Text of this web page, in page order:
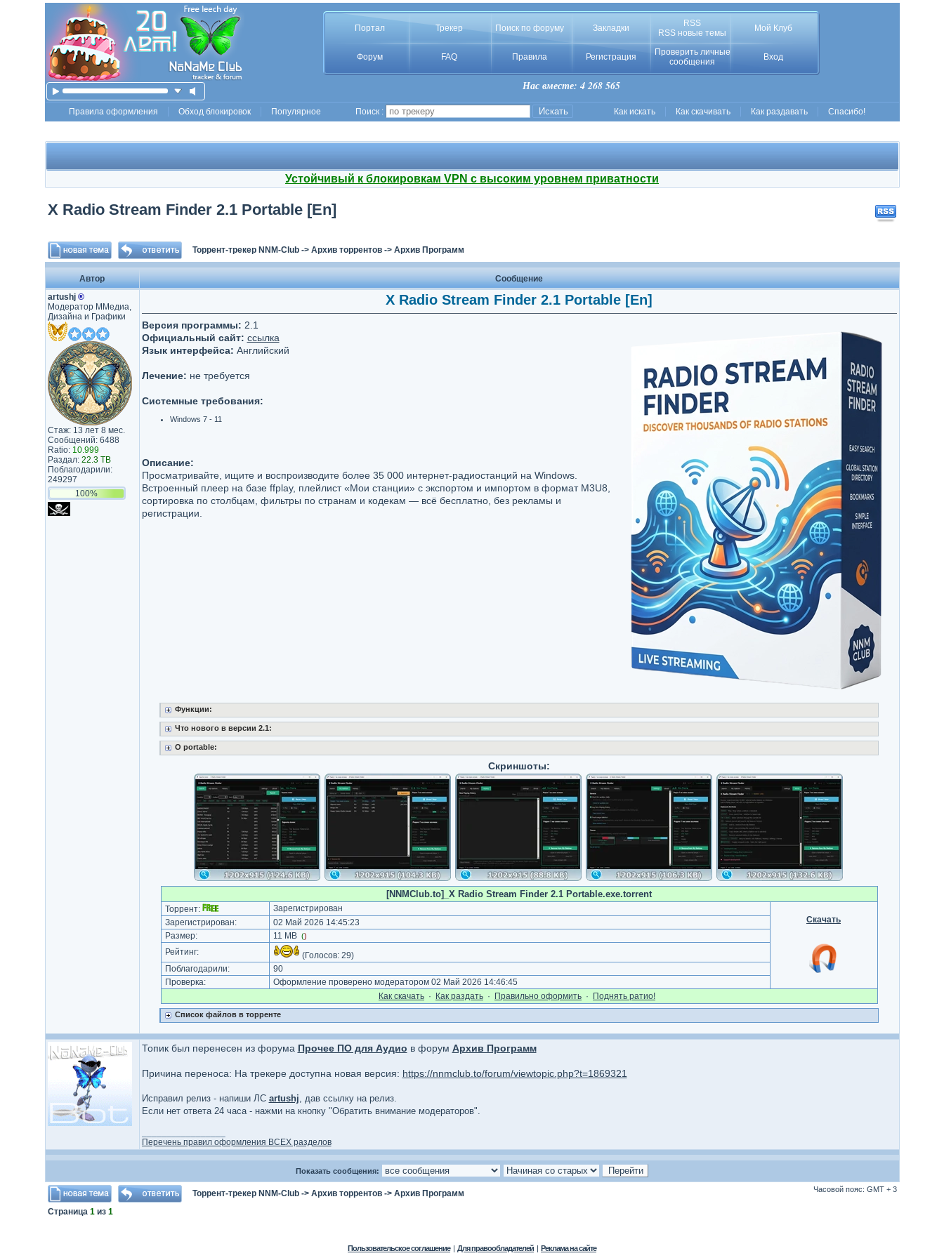
Портал Трекер Поиск по форуму Закладки
RSS
RSS новые темы
Мой Клуб
Форум FAQ Правила Регистрация
Проверить личные
сообщения
Вход
Нас вместе: 4 268 565
Правила оформления Обход блокировок Популярное Поиск : Как искать Как скачивать Как раздавать Спасибо!
Устойчивый к блокировкам VPN с высоким уровнем приватности
X Radio Stream Finder 2.1 Portable [En]
Торрент-трекер NNM-Club-> Архив торрентов-> Архив Программ
Автор
Сообщение
artushj ®
Модератор ММедиа,
Дизайна и Графики
Стаж: 13 лет 8 мес.
Сообщений: 6488
Ratio: 10.999
Раздал: 22.3 TB
Поблагодарили:
249297
100%
X Radio Stream Finder 2.1 Portable [En]
Версия программы: 2.1
Официальный сайт: ссылка
Язык интерфейса: Английский
Лечение: не требуется
Системные требования:
Windows 7 - 11
Описание:
Просматривайте, ищите и воспроизводите более 35 000 интернет-радиостанций на Windows.
Встроенный плеер на базе ffplay, плейлист «Мои станции» с экспортом и импортом в формат M3U8,
сортировка по столбцам, фильтры по странам и кодекам — всё бесплатно, без рекламы и
регистрации.
Функции:
Что нового в версии 2.1:
O portable:
Скриншоты:
[NNMClub.to]_X Radio Stream Finder 2.1 Portable.exe.torrent
Торрент:
Зарегистрирован
Скачать
Зарегистрирован:
02 Май 2026 14:45:23
Размер:
11 MB ()
Рейтинг: (Голосов: 29)
Поблагодарили:
90
Проверка:
Оформление проверено модератором 02 Май 2026 14:46:45
Как cкачать · Как раздать · Правильно оформить · Поднять ратио!
Список файлов в торренте
Топик был перенесен из форума Прочее ПО для Аудио в форум Архив Программ
Причина переноса: На трекере доступна новая версия: https://nnmclub.to/forum/viewtopic.php?t=1869321
Исправил релиз - напиши ЛС artushj, дав ссылку на релиз.
Если нет ответа 24 часа - нажми на кнопку "Обратить внимание модераторов".
Перечень правил оформления ВСЕХ разделов
Показать сообщения:
Торрент-трекер NNM-Club-> Архив торрентов-> Архив Программ Часовой пояс: GMT + 3
Страница 1из 1
Пользовательское соглашение | Для правообладателей | Реклама на сайте